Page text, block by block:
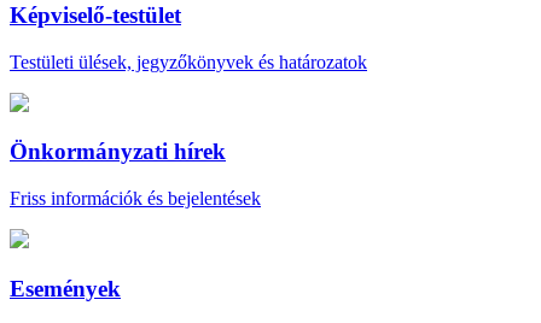
Képviselő-testület
Testületi ülések, jegyzőkönyvek és határozatok
Önkormányzati hírek
Friss információk és bejelentések
Események